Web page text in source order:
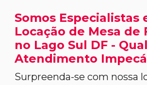
Somos Especialistas
Locação de Mesa de
no Lago Sul DF -
Atendimento
Surpreenda-se com nossa